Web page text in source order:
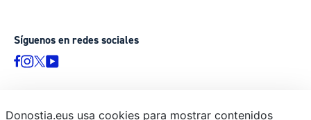
Síguenos en redes sociales
Donostia.eus usa cookies para mostrar contenidos